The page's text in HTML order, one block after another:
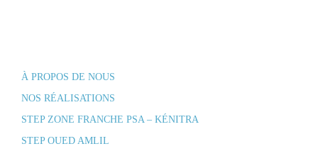
À PROPOS DE NOUS
NOS RÉALISATIONS
STEP ZONE FRANCHE PSA – KÉNITRA
STEP OUED AMLIL